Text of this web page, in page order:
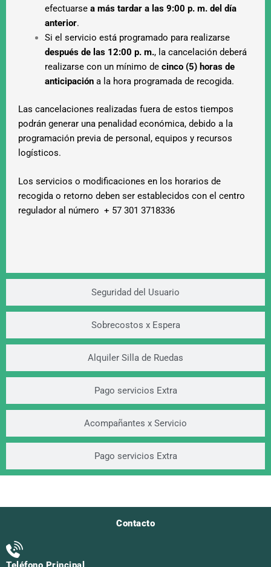
Seguridad del Usuario
Sobrecostos x Espera
Alquiler Silla de Ruedas
Pago servicios Extra
Acompañantes x Servicio
Pago servicios Extra
efectuarse a más tardar a las 9:00 p. m. del día
anterior.
Si el servicio está programado para realizarse
después de las 12:00 p. m., la cancelación deberá
realizarse con un mínimo de cinco (5) horas de
anticipacióna la hora programada de recogida.
Las cancelaciones realizadas fuera de estos tiempos
podrán generar una penalidad económica, debido a la
programación previa de personal, equipos y recursos
logísticos.
Los servicios o modificaciones en los horarios de
recogida o retorno deben ser establecidos con el centro
regulador al número + 57 301 3718336
Contacto